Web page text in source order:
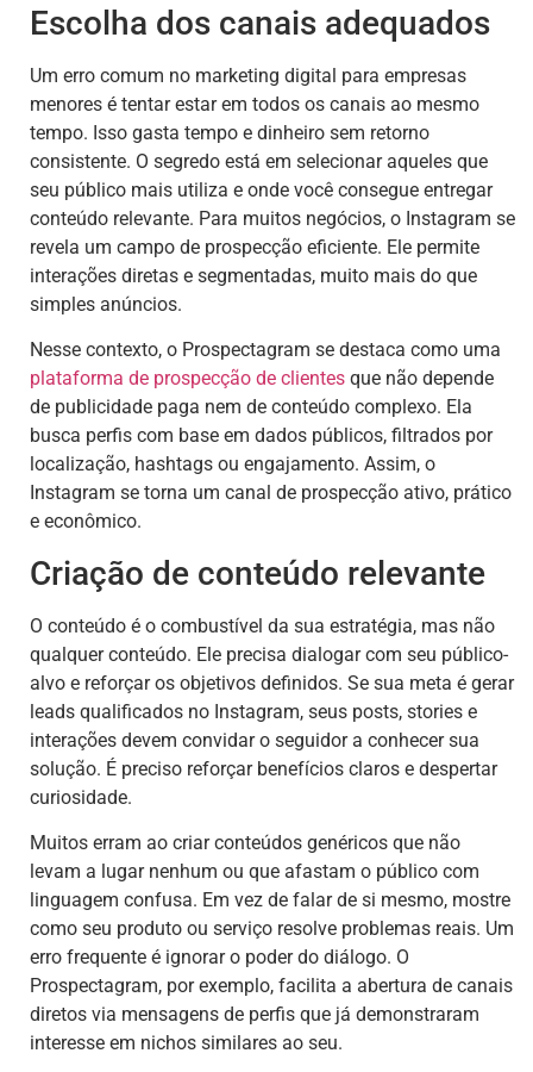
Escolha dos canais adequados
Um erro comum no marketing digital para empresas
menores é tentar estar em todos os canais ao mesmo
tempo. Isso gasta tempo e dinheiro sem retorno
consistente. O segredo está em selecionar aqueles que
seu público mais utiliza e onde você consegue entregar
conteúdo relevante. Para muitos negócios, o Instagram se
revela um campo de prospecção eficiente. Ele permite
interações diretas e segmentadas, muito mais do que
simples anúncios.
Nesse contexto, o Prospectagram se destaca como uma
plataforma de prospecção de clientes que não depende
de publicidade paga nem de conteúdo complexo. Ela
busca perfis com base em dados públicos, filtrados por
localização, hashtags ou engajamento. Assim, o
Instagram se torna um canal de prospecção ativo, prático
e econômico.
Criação de conteúdo relevante
O conteúdo é o combustível da sua estratégia, mas não
qualquer conteúdo. Ele precisa dialogar com seu público-
alvo e reforçar os objetivos definidos. Se sua meta é gerar
leads qualificados no Instagram, seus posts, stories e
interações devem convidar o seguidor a conhecer sua
solução. É preciso reforçar benefícios claros e despertar
curiosidade.
Muitos erram ao criar conteúdos genéricos que não
levam a lugar nenhum ou que afastam o público com
linguagem confusa. Em vez de falar de si mesmo, mostre
como seu produto ou serviço resolve problemas reais. Um
erro frequente é ignorar o poder do diálogo. O
Prospectagram, por exemplo, facilita a abertura de canais
diretos via mensagens de perfis que já demonstraram
interesse em nichos similares ao seu.